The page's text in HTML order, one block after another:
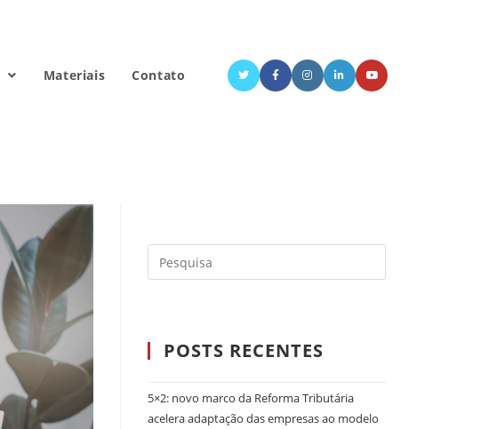
Materiais Contato
POSTS RECENTES
5×2: novo marco da Reforma Tributária
acelera adaptação das empresas ao modelo